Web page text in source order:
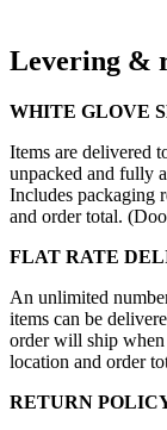
Levering &
WHITE GLOVE
Items are delivered
unpacked and fully
Includes packaging
and order total.
FLAT RATE
An unlimited
items can be
order will ship when
location and order
RETURN